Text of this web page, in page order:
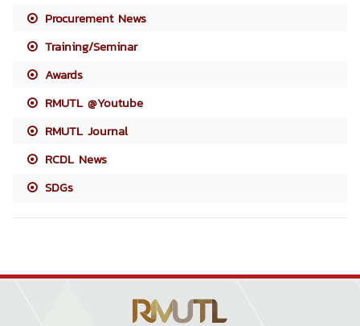
Procurement News
Training/Seminar
Awards
RMUTL @Youtube
RMUTL Journal
RCDL News
SDGs